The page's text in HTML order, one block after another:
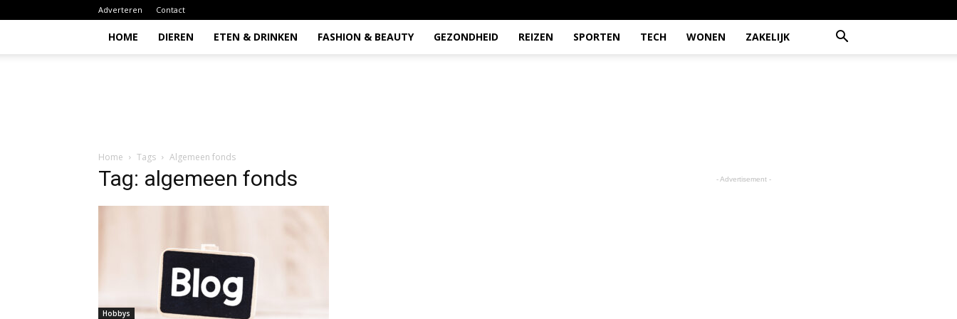
Adverteren Contact
HOME DIEREN ETEN & DRINKEN FASHION & BEAUTY GEZONDHEID REIZEN SPORTEN TECH WONEN ZAKELIJK
Home Tags Algemeen fonds
Tag: algemeen fonds
Hobbys
- Advertisement -